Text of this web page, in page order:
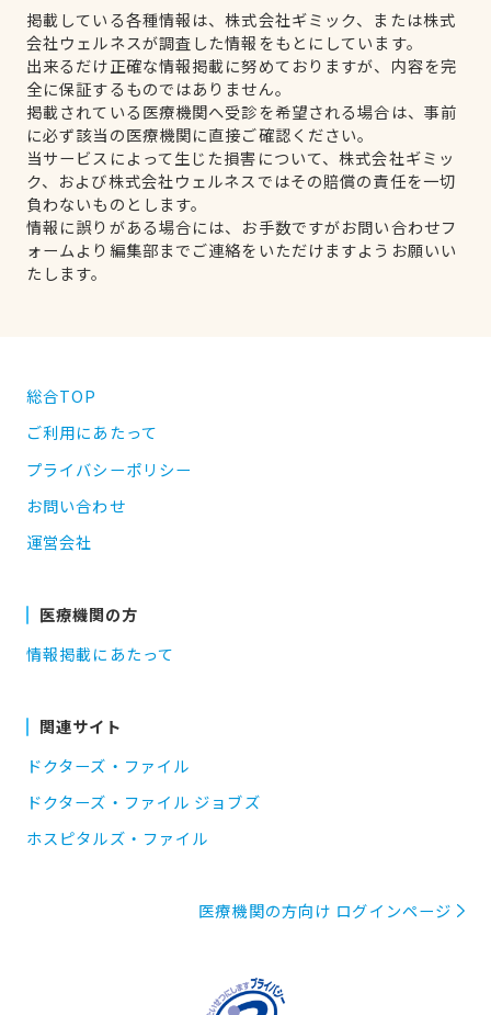
掲載している各種情報は、株式会社ギミック、または株式
会社ウェルネスが調査した情報をもとにしています。
出来るだけ正確な情報掲載に努めておりますが、内容を完
全に保証するものではありません。
掲載されている医療機関へ受診を希望される場合は、事前
に必ず該当の医療機関に直接ご確認ください。
当サービスによって生じた損害について、株式会社ギミッ
ク、および株式会社ウェルネスではその賠償の責任を一切
負わないものとします。
情報に誤りがある場合には、お手数ですがお問い合わせフ
ォームより編集部までご連絡をいただけますようお願いい
たします。
総合TOP
ご利用にあたって
プライバシーポリシー
お問い合わせ
運営会社
医療機関の方
情報掲載にあたって
関連サイト
ドクターズ・ファイル
ドクターズ・ファイル ジョブズ
ホスピタルズ・ファイル
医療機関の方向け ログインページ